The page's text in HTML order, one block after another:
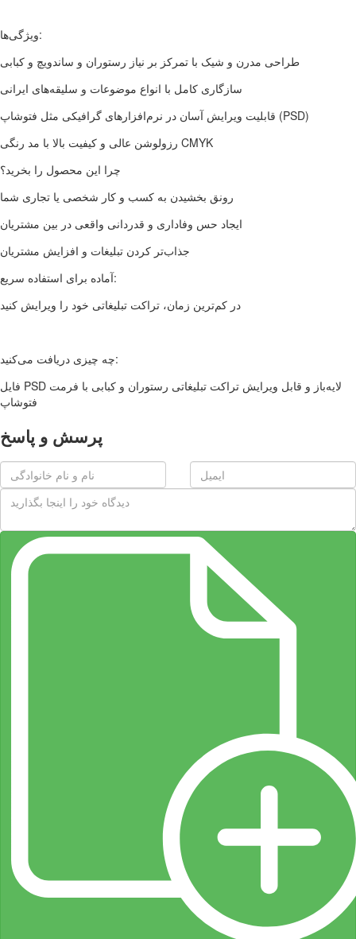
ویژگی‌ها:
سازگاری کامل با انواع موضوعات و سلیقه‌های ایرانی
قابلیت ویرایش آسان در نرم‌افزارهای گرافیکی مثل فتوشاپ (PSD)
رزولوشن عالی و کیفیت بالا با مد رنگی CMYK
چرا این محصول را بخرید؟
رونق بخشیدن به کسب و کار شخصی یا تجاری شما
ایجاد حس وفاداری و قدردانی واقعی در بین مشتریان
آماده برای استفاده سریع:
چه چیزی دریافت می‌کنید:
فایل PSD لایه‌باز و قابل ویرایش تراکت تبلیغاتی رستوران و کبابی با فرمت
پرسش و پاسخ